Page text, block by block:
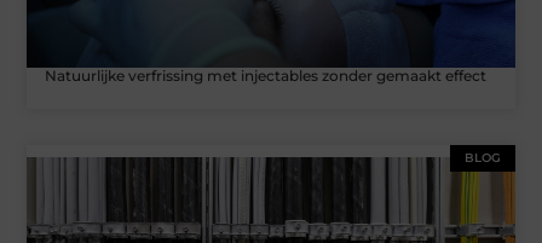
Natuurlijke verfrissing met injectables zonder gemaakt effect
BLOG